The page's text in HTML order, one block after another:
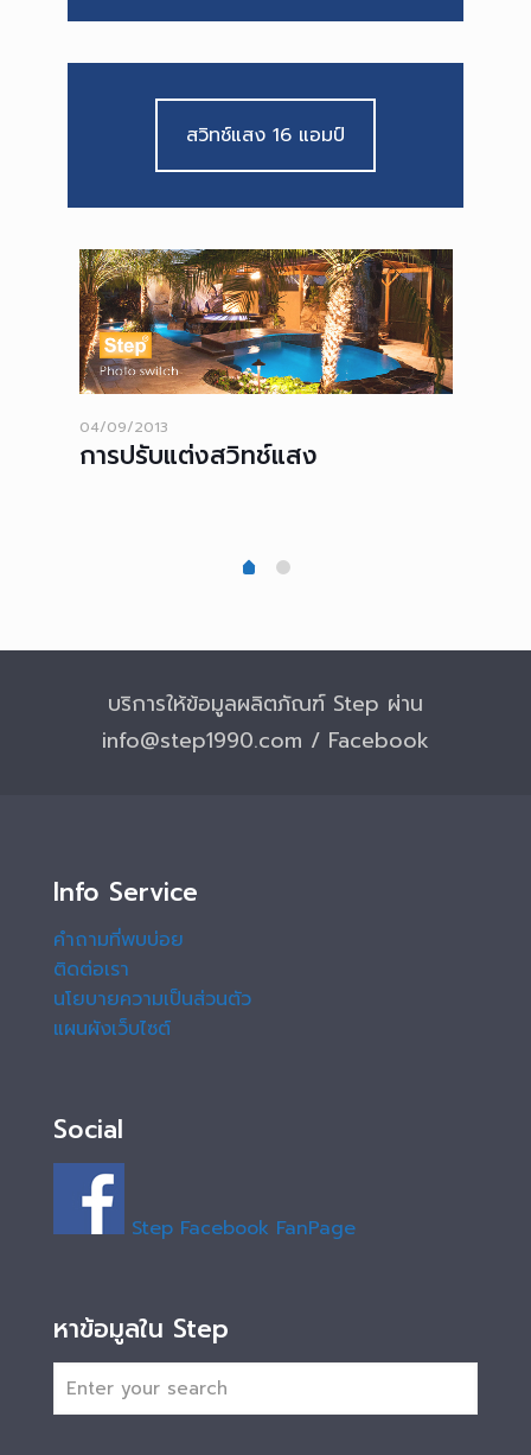
สวิทช์แสง 16 แอมป์
04/09/2013
การปรับแต่งสวิทช์แสง
บริการให้ข้อมูลผลิตภัณฑ์ Step ผ่าน
info@step1990.com / Facebook
Info Service
คำถามที่พบบ่อย
ติดต่อเรา
นโยบายความเป็นส่วนตัว
แผนผังเว็บไซต์
Social
Step Facebook FanPage
หาข้อมูลใน Step